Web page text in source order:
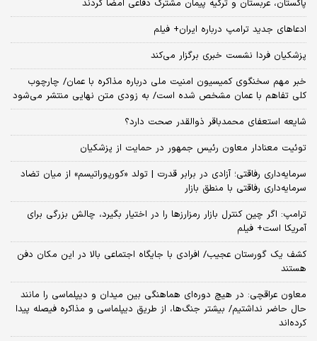
پاکستان، عربستان و ترکیه پیمان مشترک دفاعی امضا کردند
ادعاهای جدید ترامپ درباره ایران+ فیلم
پزشکیان فردا نشست خبری برگزار می‌کند
خبر مهم سخنگوی کمیسیون امنیت ملی درباره مذاکره با عمان/ چارچوب
کلی تفاهم با عمان مشخص شده است/ به زودی متن نهایی منتشر می‌شود
شایعه استعفای محمدباقر ذوالقدر صحت دارد؟
توئیت معنادار معاون رئیس جمهور در حمایت از پزشکیان
سرمایه‌داری رفاقتی؛ آزادی در برابر قدرت | تولد «کورپوراتیسم» از میان تضاد
سرمایه‌داری رفاقتی با منطق بازار
ترامپ: اگر چین کنترل بازار رمزارزها را در اختیار بگیرد، چالش بزرگی برای
آمریکا است+ فیلم
کشف یک گورستان عجیب/ افرادی با جایگاه اجتماعی بالا در این مکان دفن
هستند
معاون عراقچی: در هیچ دوره‌ای هماهنگی بین میدان و دیپلماسی را مانند
حال حاضر نداشتیم/ بیشتر جنگ‌ها، از طریق دیپلماسی و مذاکره فیصله پیدا
کرده‌اند